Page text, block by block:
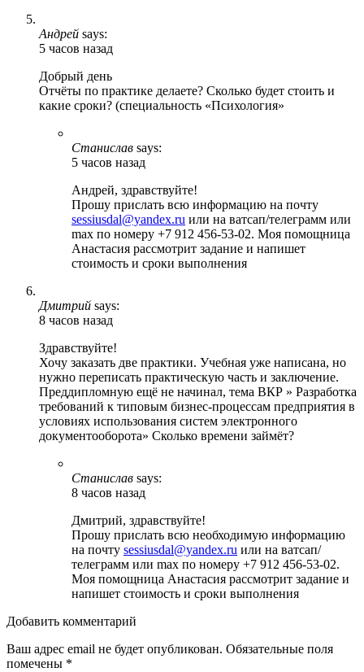
Андрей says:
5 часов назад
Добрый день
Отчёты по практике делаете? Сколько будет стоить и
какие сроки? (специальность «Психология»
Станислав says:
5 часов назад
Андрей, здравствуйте!
Прошу прислать всю информацию на почту
sessiusdal@yandex.ru или на ватсап/телеграмм или
max по номеру +7 912 456-53-02. Моя помощница
Анастасия рассмотрит задание и напишет
стоимость и сроки выполнения
Дмитрий says:
8 часов назад
Здравствуйте!
Хочу заказать две практики. Учебная уже написана, но
нужно переписать практическую часть и заключение.
Преддипломную ещё не начинал, тема ВКР » Разработка
требований к типовым бизнес-процессам предприятия в
условиях использования систем электронного
документооборота» Сколько времени займёт?
Станислав says:
8 часов назад
Дмитрий, здравствуйте!
Прошу прислать всю необходимую информацию
на почту sessiusdal@yandex.ru или на ватсап/
телеграмм или max по номеру +7 912 456-53-02.
Моя помощница Анастасия рассмотрит задание и
напишет стоимость и сроки выполнения
Добавить комментарий
Ваш адрес email не будет опубликован. Обязательные поля
помечены *